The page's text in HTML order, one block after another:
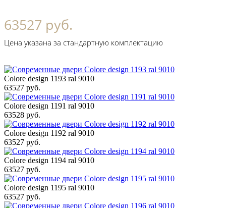
63527 руб.
Цена указана за стандартную комплектацию
Colore design 1193 ral 9010
63527 руб.
Colore design 1191 ral 9010
63528 руб.
Colore design 1192 ral 9010
63527 руб.
Colore design 1194 ral 9010
63527 руб.
Colore design 1195 ral 9010
63527 руб.